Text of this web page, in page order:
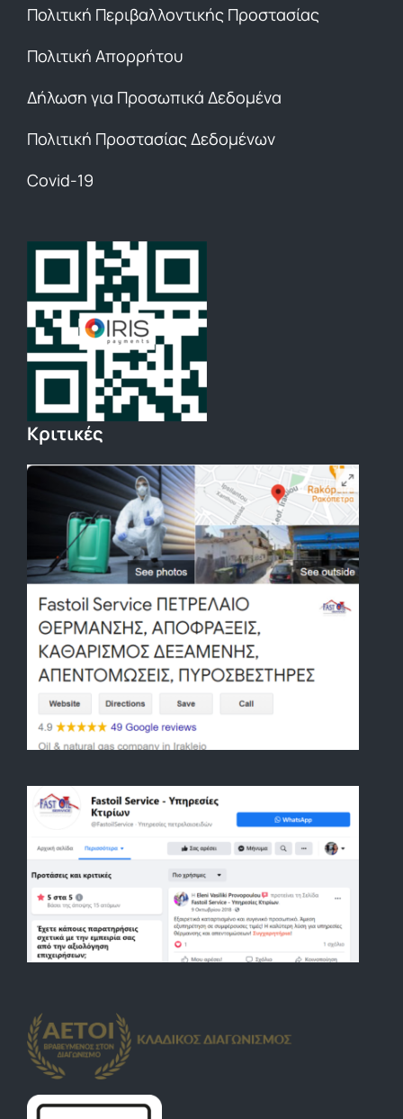
Πολιτική Περιβαλλοντικής Προστασίας
Πολιτική Απορρήτου
Δήλωση για Προσωπικά Δεδομένα
Πολιτική Προστασίας Δεδομένων
Covid-19
Κριτικές